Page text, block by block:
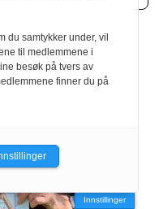
Innstillinger
du samtykker under, vil
til medlemmene i
besøk på tvers av
finner du på